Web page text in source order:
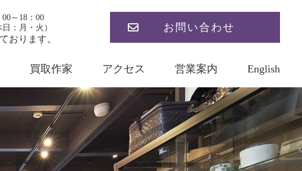
00～18：00
日：月・火）
おります。
お問い合わせ
買取作家 アクセス 営業案内 English